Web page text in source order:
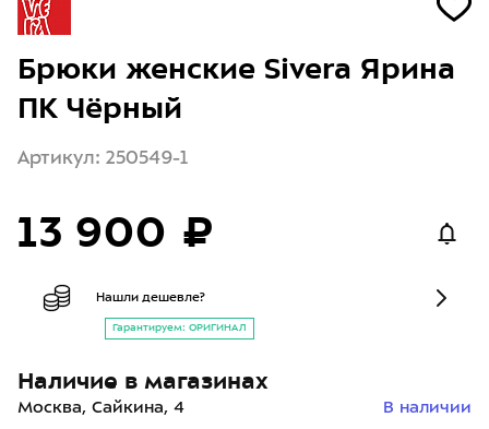
Брюки женские Sivera Ярина
ПК Чёрный
Артикул: 250549-1
13 900 ₽
Нашли дешевле?
Гарантируем: ОРИГИНАЛ
Наличие в магазинах
Москва, Сайкина, 4 В наличии